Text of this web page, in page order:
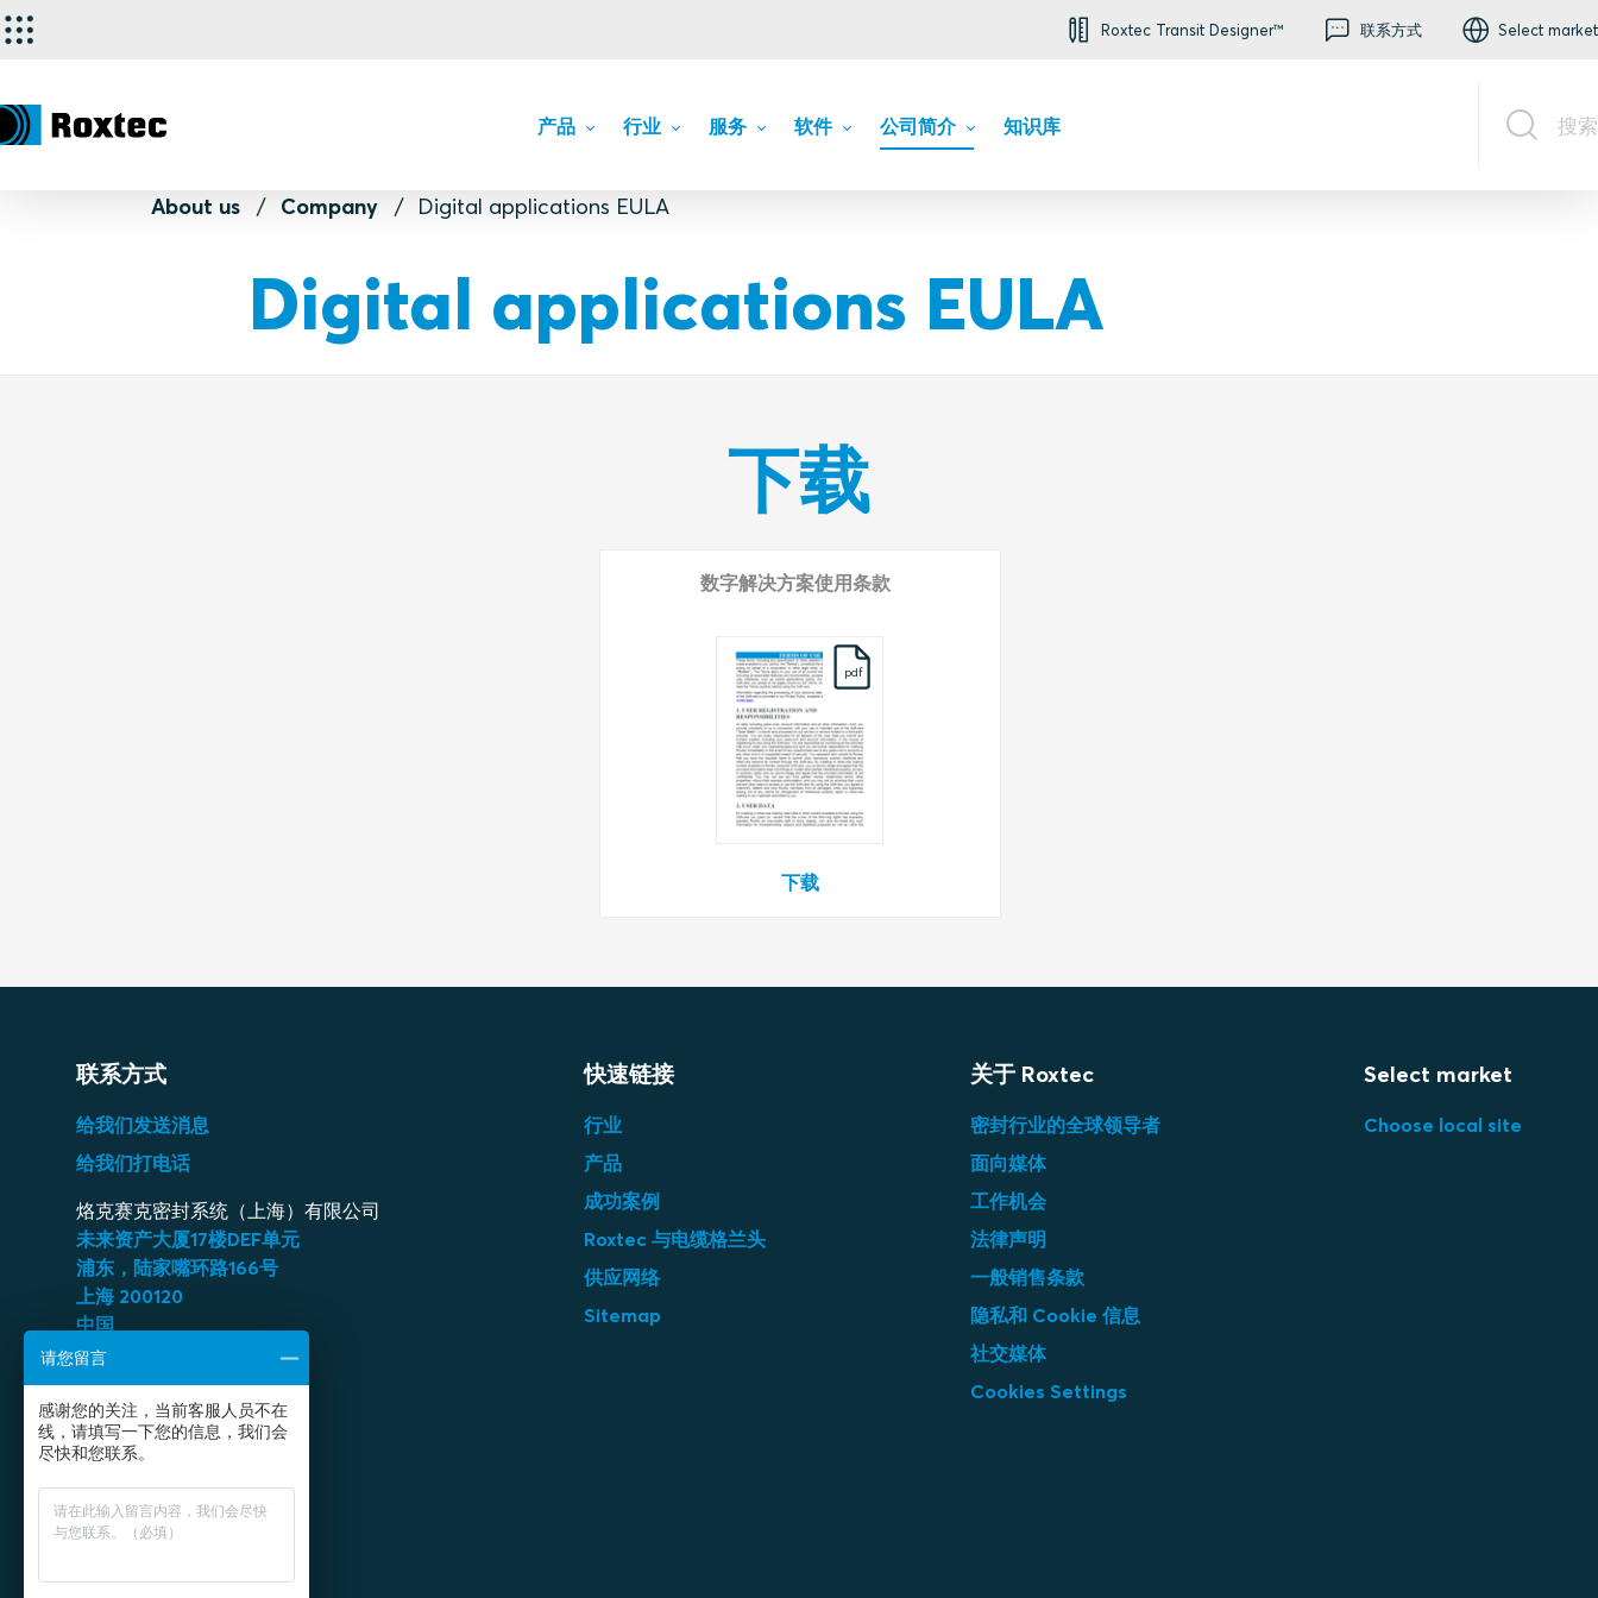
Roxtec Transit Designer™ 联系方式 Select market
产品 行业 服务 软件 公司简介 知识库 搜索
About us Company Digital applications EULA
Digital applications EULA
下载
数字解决方案使用条款
pdf
下载
联系方式
给我们发送消息
给我们打电话
烙克赛克密封系统（上海）有限公司
未来资产大厦17楼DEF单元
浦东，陆家嘴环路166号
上海 200120
中国
关注烙克赛克微信公众号
快速链接
行业
产品
成功案例
Roxtec 与电缆格兰头
供应网络
Sitemap
关于 Roxtec
密封行业的全球领导者
面向媒体
工作机会
法律声明
一般销售条款
隐私和 Cookie 信息
社交媒体
Cookies Settings
Select market
Choose local site
请您留言
感谢您的关注，当前客服人员不在
线，请填写一下您的信息，我们会
尽快和您联系。